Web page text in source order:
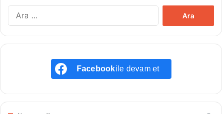
Facebookile devam et